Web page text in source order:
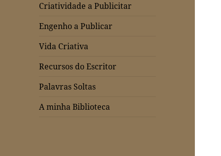
Criatividade a Publicitar
Engenho a Publicar
Vida Criativa
Recursos do Escritor
Palavras Soltas
A minha Biblioteca